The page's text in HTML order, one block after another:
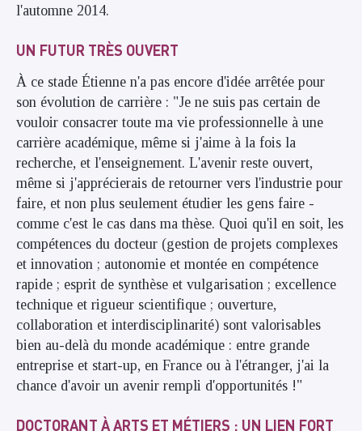
l'automne 2014.
UN FUTUR TRÈS OUVERT
À ce stade Étienne n'a pas encore d'idée arrêtée pour
son évolution de carrière : "Je ne suis pas certain de
vouloir consacrer toute ma vie professionnelle à une
carrière académique, même si j'aime à la fois la
recherche, et l'enseignement. L'avenir reste ouvert,
même si j'apprécierais de retourner vers l'industrie pour
faire, et non plus seulement étudier les gens faire -
comme c'est le cas dans ma thèse. Quoi qu'il en soit, les
compétences du docteur (gestion de projets complexes
et innovation ; autonomie et montée en compétence
rapide ; esprit de synthèse et vulgarisation ; excellence
technique et rigueur scientifique ; ouverture,
collaboration et interdisciplinarité) sont valorisables
bien au-delà du monde académique : entre grande
entreprise et start-up, en France ou à l'étranger, j'ai la
chance d'avoir un avenir rempli d'opportunités !"
DOCTORANT À ARTS ET MÉTIERS : UN LIEN FORT